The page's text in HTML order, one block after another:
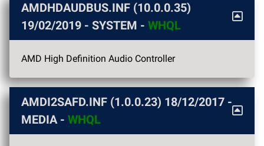
AMDHDAUDBUS.INF (10.0.0.35)
19/02/2019 - SYSTEM - WHQL
AMD High Definition Audio Controller
AMDI2SAFD.INF (1.0.0.23) 18/12/2017 -
MEDIA - WHQL